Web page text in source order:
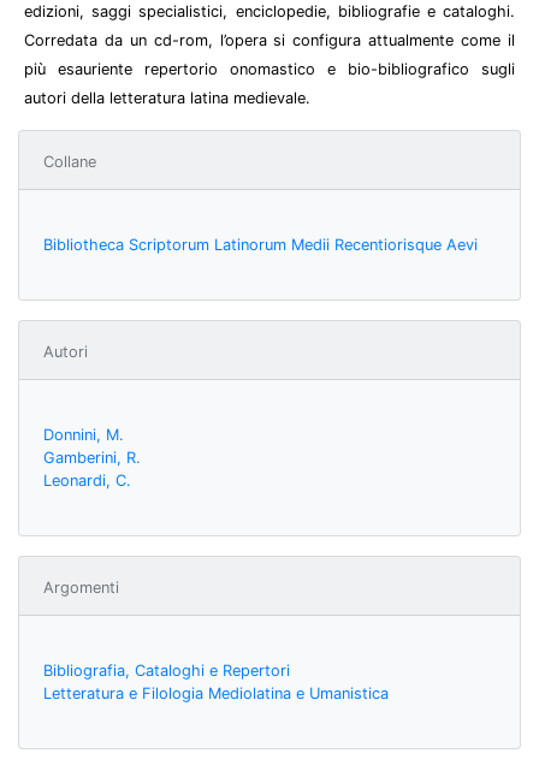
edizioni, saggi specialistici, enciclopedie, bibliografie e cataloghi.
Corredata da un cd-rom, l’opera si configura attualmente come il
più esauriente repertorio onomastico e bio-bibliografico sugli
autori della letteratura latina medievale.
Collane
Bibliotheca Scriptorum Latinorum Medii Recentiorisque Aevi
Autori
Donnini, M.
Gamberini, R.
Leonardi, C.
Argomenti
Bibliografia, Cataloghi e Repertori
Letteratura e Filologia Mediolatina e Umanistica